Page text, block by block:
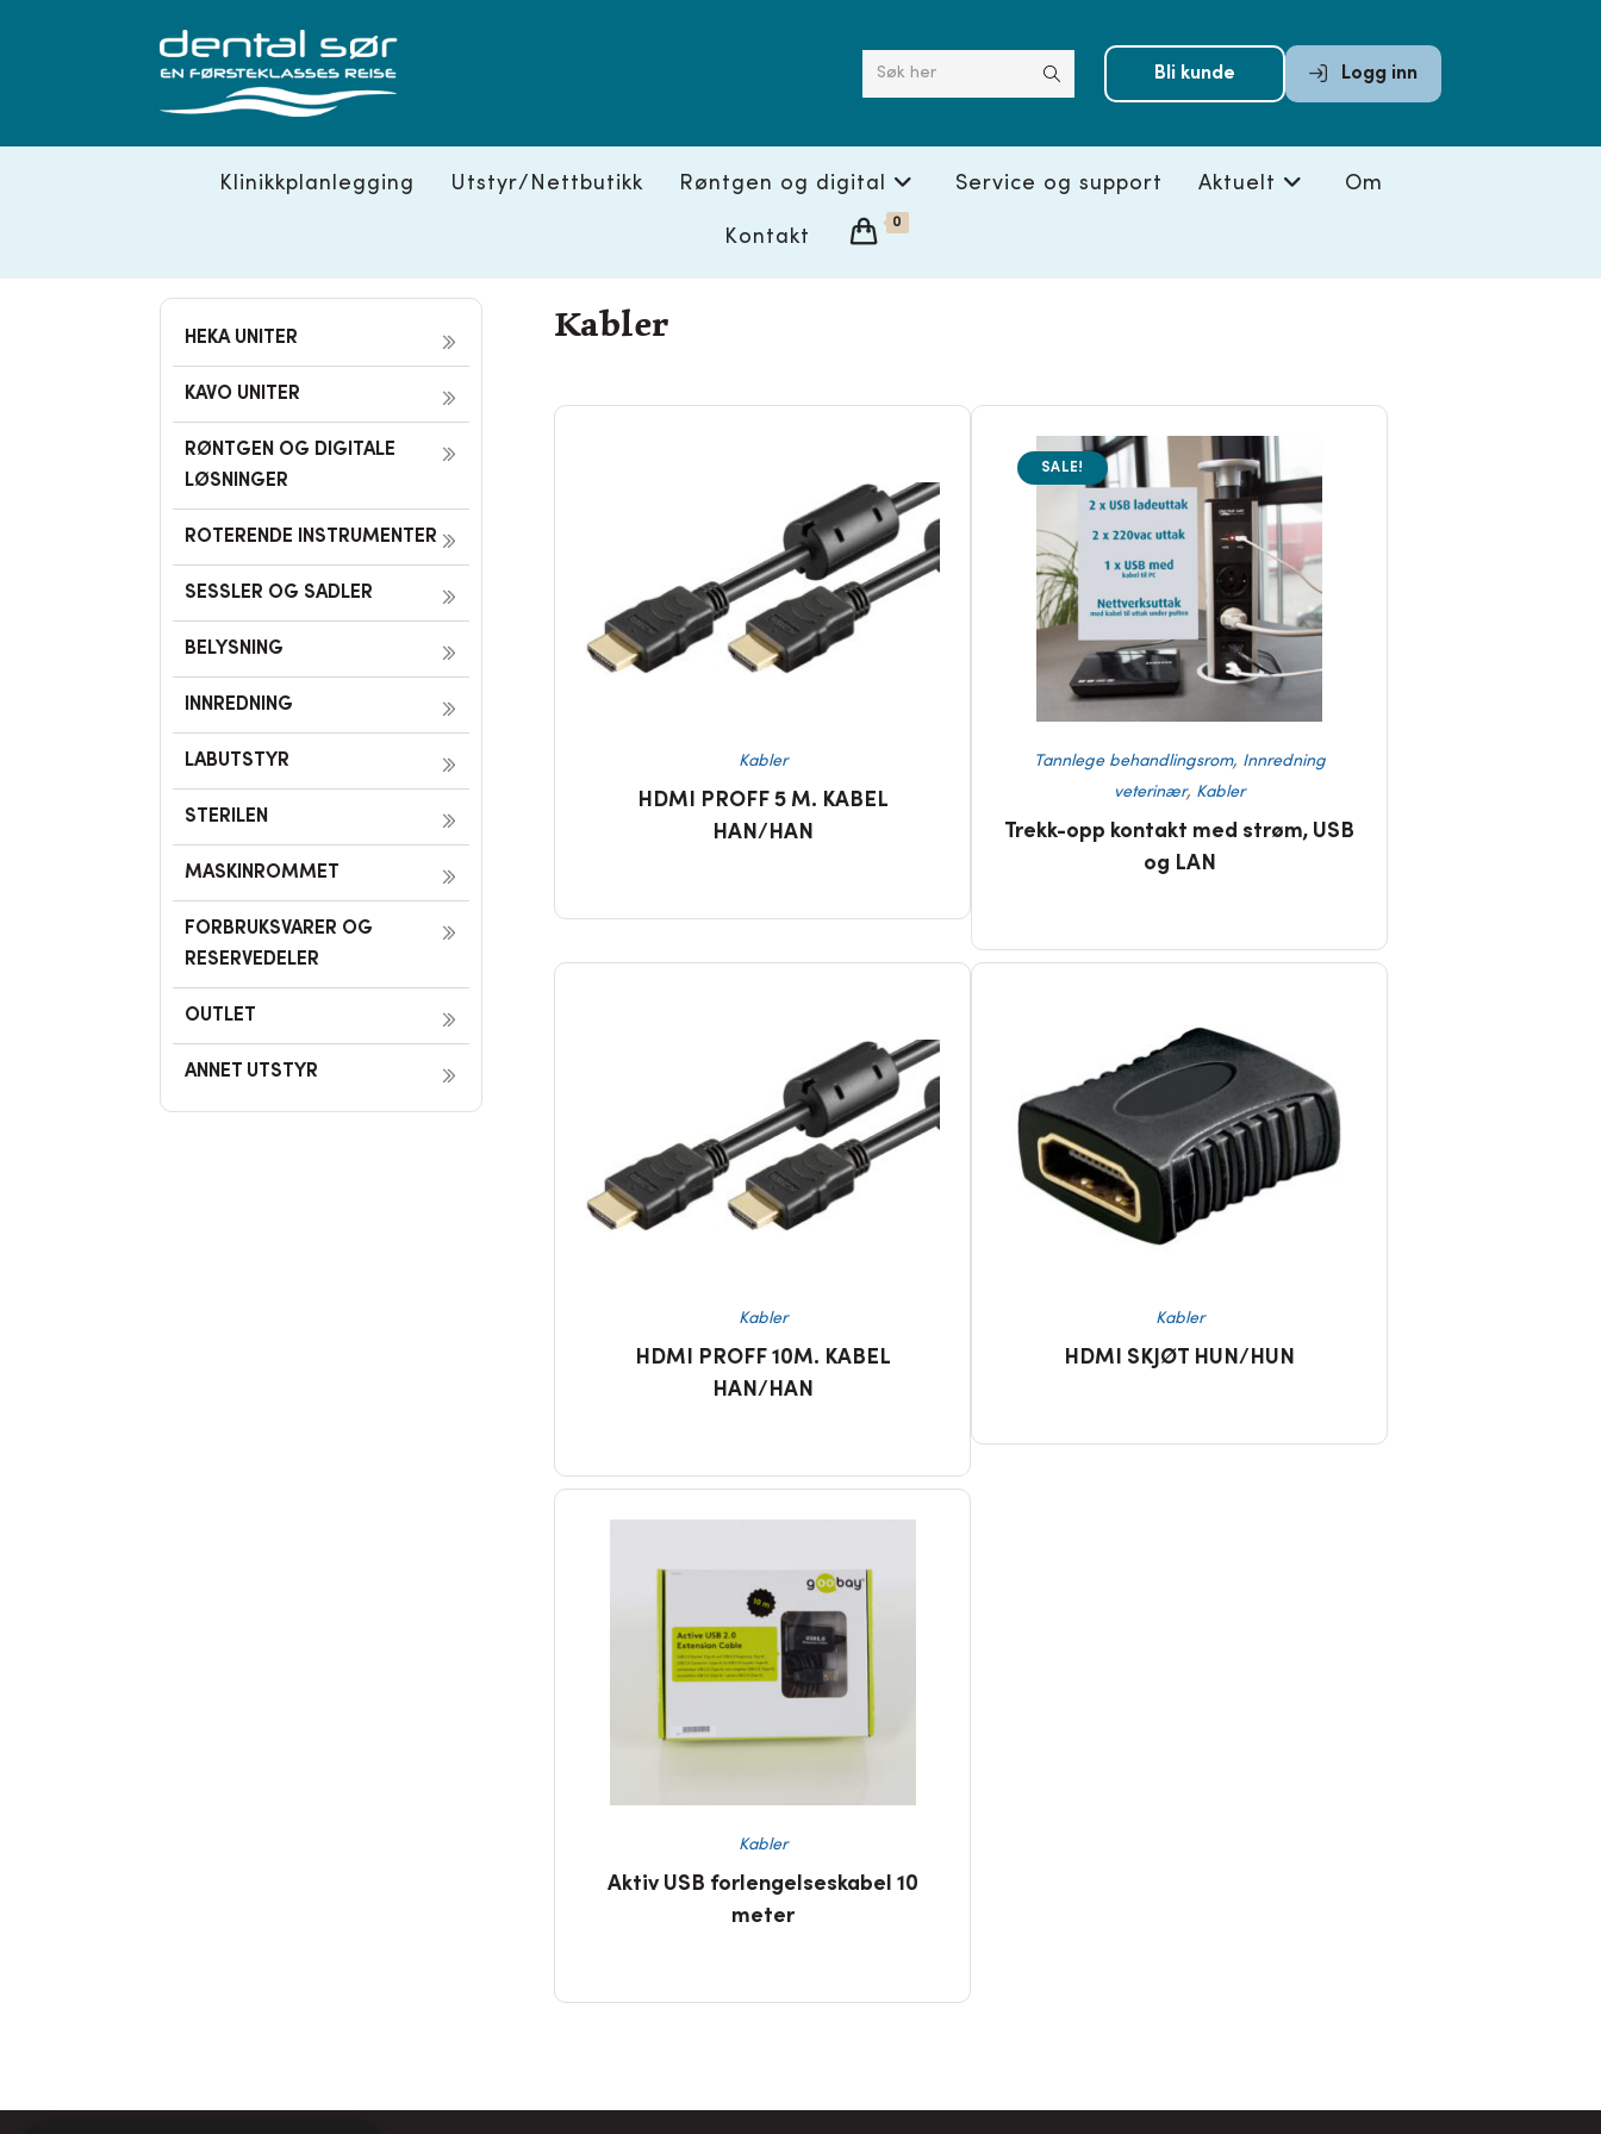
Søk her Bli kunde Logg inn
Klinikkplanlegging Utstyr/Nettbutikk Røntgen og digital Service og support Aktuelt Om
Kontakt
0
HEKA UNITER
KAVO UNITER
RØNTGEN OG DIGITALE
LØSNINGER
ROTERENDE INSTRUMENTER
SESSLER OG SADLER
BELYSNING
INNREDNING
LABUTSTYR
STERILEN
MASKINROMMET
FORBRUKSVARER OG
RESERVEDELER
OUTLET
ANNET UTSTYR
Kabler
Kabler
HDMI PROFF 5 M. KABEL
HAN/HAN
SALE!
Tannlege behandlingsrom, Innredning
veterinær, Kabler
Trekk-opp kontakt med strøm, USB
og LAN
Kabler
HDMI PROFF 10M. KABEL
HAN/HAN
Kabler
HDMI SKJØT HUN/HUN
Kabler
Aktiv USB forlengelseskabel 10
meter